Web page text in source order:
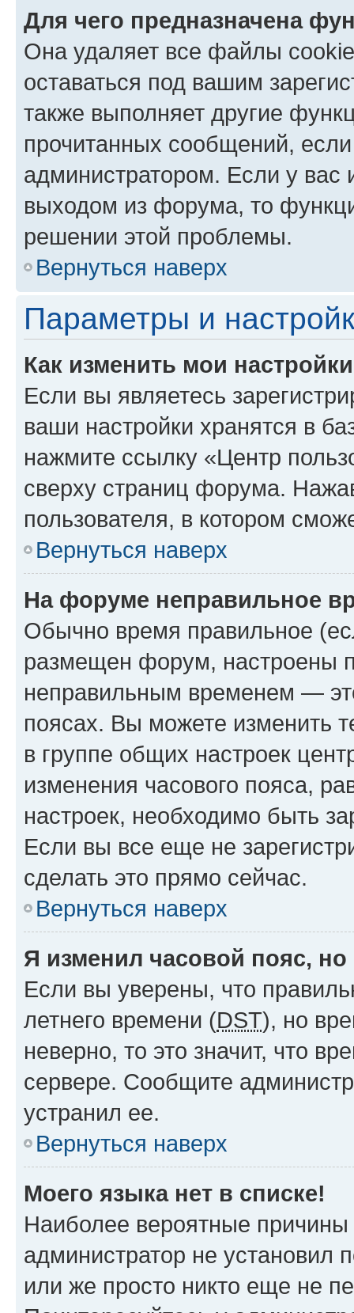
Для чего предназначена
Она удаляет все файлы
оставаться под вашим
также выполняет другие
прочитанных сообщений,
администратором. Если у
выходом из форума, то
решении этой проблемы.
Вернуться наверх
Параметры и
Как изменить мои
Если вы являетесь
ваши настройки хранятся в
нажмите ссылку «Центр
сверху страниц форума.
пользователя, в котором
Вернуться наверх
На форуме неправильное
Обычно время правильное
размещен форум, настроены
неправильным временем —
поясах. Вы можете изменить
в группе общих настроек
изменения часового пояса,
настроек, необходимо быть
Если вы все еще не
сделать это прямо сейчас.
Вернуться наверх
Я изменил часовой пояс,
Если вы уверены, что
летнего времени (DST), но
неверно, то это значит, что
сервере. Сообщите
устранил ее.
Вернуться наверх
Моего языка нет в списке!
Наиболее вероятные причины
администратор не установил
или же просто никто еще не